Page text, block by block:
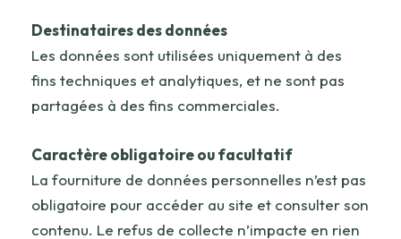
Destinataires des données
Les données sont utilisées uniquement à des
fins techniques et analytiques, et ne sont pas
partagées à des fins commerciales.
Caractère obligatoire ou facultatif
La fourniture de données personnelles n’est pas
obligatoire pour accéder au site et consulter son
contenu. Le refus de collecte n’impacte en rien